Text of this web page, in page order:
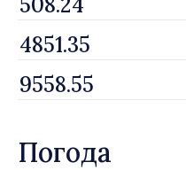
Погода